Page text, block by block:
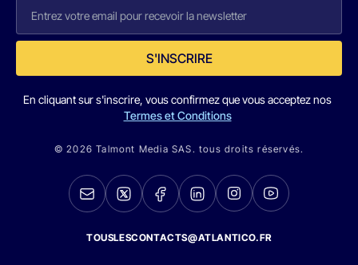
S'INSCRIRE
En cliquant sur s'inscrire, vous confirmez que vous acceptez nos
Termes et Conditions
© 2026 Talmont Media SAS. tous droits réservés.
TOUSLESCONTACTS@ATLANTICO.FR